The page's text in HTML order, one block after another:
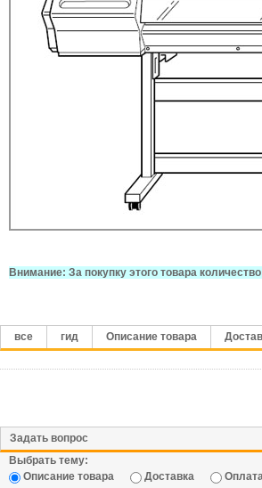
Внимание: За покупку этого товара
все гид Описание товара
Задать вопрос
Выбрать тему:
Описание товара
Доставка